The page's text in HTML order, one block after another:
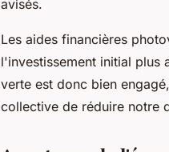
avisés.
Les aides financières
l'investissement initial plus
verte est donc bien
collective de réduire notre